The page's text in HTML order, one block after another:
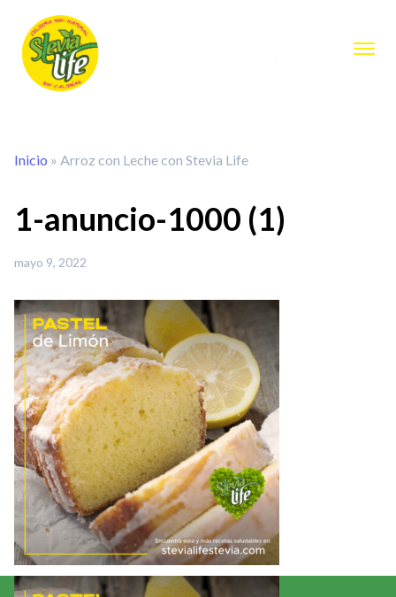
Inicio » Arroz con Leche con Stevia Life
1-anuncio-1000 (1)
mayo 9, 2022